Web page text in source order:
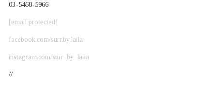
03-5468-5966
[email protected]
facebook.com/surr.by.laila
instagram.com/surr_by_laila
//